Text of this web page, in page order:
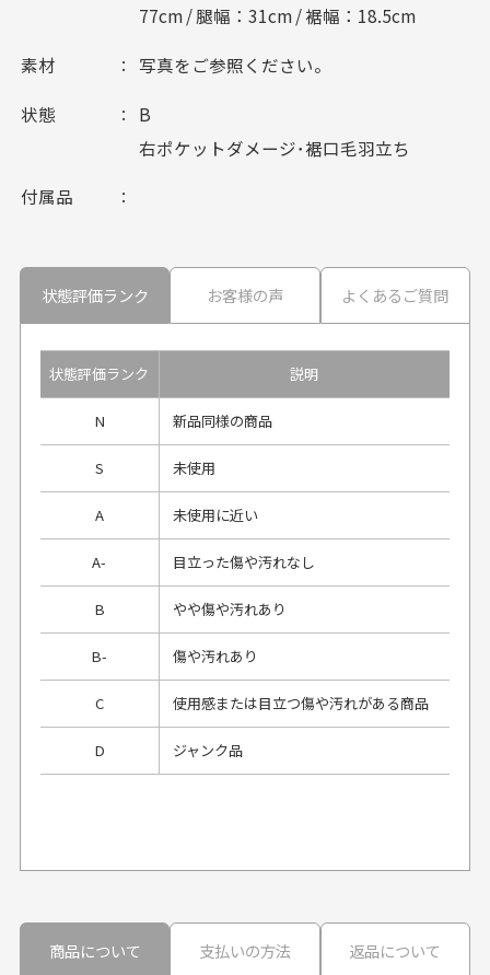
77cm / 腿幅：31cm / 裾幅：18.5cm
素材 写真をご参照ください。
状態
B
右ポケットダメージ･裾口毛羽立ち
付属品
状態評価ランク お客様の声 よくあるご質問
状態評価ランク 説明
N 新品同様の商品
S 未使用
A 未使用に近い
A- 目立った傷や汚れなし
B やや傷や汚れあり
B- 傷や汚れあり
C 使用感または目立つ傷や汚れがある商品
D ジャンク品
30代男性 30代男性
商品について
支払いの方法 返品について